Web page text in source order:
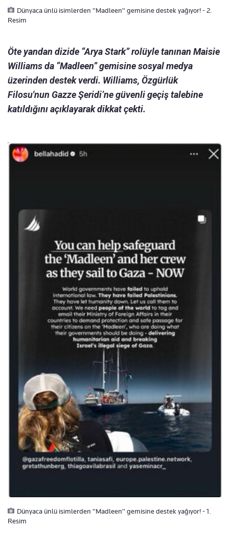
Dünyaca ünlü isimlerden "Madleen" gemisine destek yağıyor! - 2.
Resim
Öte yandan dizide “Arya Stark” rolüyle tanınan Maisie
Williams da “Madleen” gemisine sosyal medya
üzerinden destek verdi. Williams, Özgürlük
Filosu'nun Gazze Şeridi’ne güvenli geçiş talebine
katıldığını açıklayarak dikkat çekti.
Dünyaca ünlü isimlerden "Madleen" gemisine destek yağıyor! - 1.
Resim